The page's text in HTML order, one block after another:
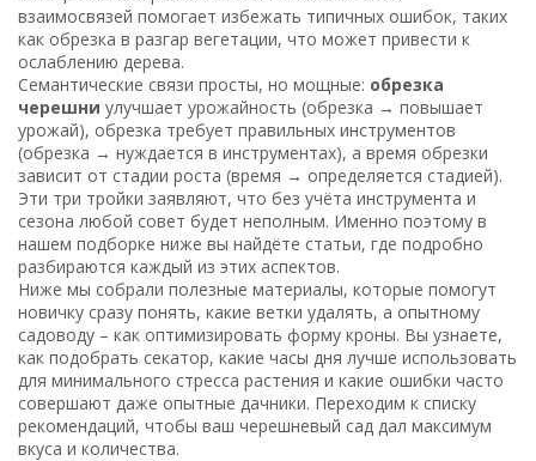
взаимосвязей помогает избежать типичных ошибок, таких
как обрезка в разгар вегетации, что может привести к
ослаблению дерева.
Семантические связи просты, но мощные: обрезка
черешни улучшает урожайность (обрезка → повышает
урожай), обрезка требует правильных инструментов
(обрезка → нуждается в инструментах), а время обрезки
зависит от стадии роста (время → определяется стадией).
Эти три тройки заявляют, что без учёта инструмента и
сезона любой совет будет неполным. Именно поэтому в
нашем подборке ниже вы найдёте статьи, где подробно
разбираются каждый из этих аспектов.
Ниже мы собрали полезные материалы, которые помогут
новичку сразу понять, какие ветки удалять, а опытному
садоводу – как оптимизировать форму кроны. Вы узнаете,
как подобрать секатор, какие часы дня лучше использовать
для минимального стресса растения и какие ошибки часто
совершают даже опытные дачники. Переходим к списку
рекомендаций, чтобы ваш черешневый сад дал максимум
вкуса и количества.